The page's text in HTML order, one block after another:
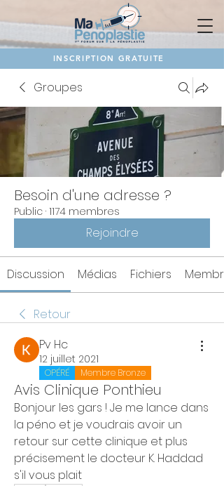
INSCRIPTION GRATUITE
Groupes
Besoin d'une adresse ?
Public · 1174 membres
Rejoindre
Discussion Médias Fichiers
Retour
Pv Hc
12 juillet 2021
OPÉRÉ Membre Bronze
Avis Clinique Ponthieu
Bonjour les gars ! Je me lance dans
la péno et je voudrais avoir un
retour sur cette clinique et plus
précisement le docteur K. Haddad
s'il vous plait